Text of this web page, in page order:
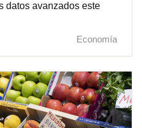
datos avanzados este
Economía